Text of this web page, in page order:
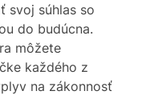
svoj súhlas so
do budúcna.
môžete
každého z
na zákonnosť